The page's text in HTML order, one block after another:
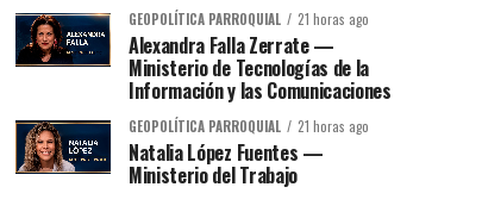
GEOPOLÍTICA PARROQUIAL 21 horas ago
Alexandra Falla Zerrate —
Ministerio de Tecnologías de la
Información y las Comunicaciones
GEOPOLÍTICA PARROQUIAL 21 horas ago
Natalia López Fuentes —
Ministerio del Trabajo